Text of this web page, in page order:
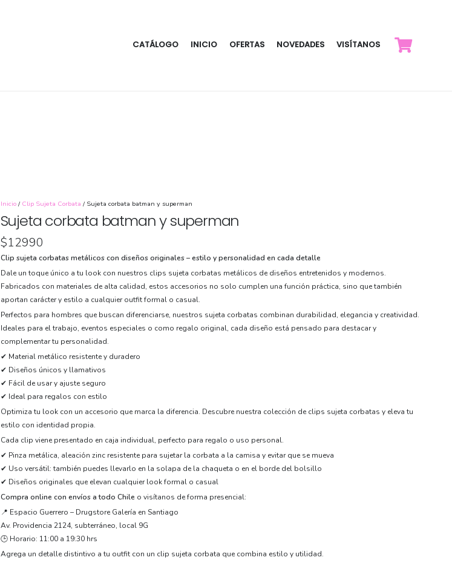
CATÁLOGO INICIO OFERTAS NOVEDADES VISÍTANOS
Inicio/ Clip Sujeta Corbata / Sujeta corbata batman y superman
Sujeta corbata batman y superman
$12990
Clip sujeta corbatas metálicos con diseños originales – estilo y personalidad en cada detalle
Dale un toque único a tu look con nuestros clips sujeta corbatas metálicos de diseños entretenidos y modernos.
Fabricados con materiales de alta calidad, estos accesorios no solo cumplen una función práctica, sino que también
aportan carácter y estilo a cualquier outfit formal o casual.
Perfectos para hombres que buscan diferenciarse, nuestros sujeta corbatas combinan durabilidad, elegancia y creatividad.
Ideales para el trabajo, eventos especiales o como regalo original, cada diseño está pensado para destacar y
complementar tu personalidad.
✔ Material metálico resistente y duradero
✔ Diseños únicos y llamativos
✔ Fácil de usar y ajuste seguro
✔ Ideal para regalos con estilo
Optimiza tu look con un accesorio que marca la diferencia. Descubre nuestra colección de clips sujeta corbatas y eleva tu
estilo con identidad propia.
Cada clip viene presentado en caja individual, perfecto para regalo o uso personal.
✔ Pinza metálica, aleación zinc resistente para sujetar la corbata a la camisa y evitar que se mueva
✔ Uso versátil: también puedes llevarlo en la solapa de la chaqueta o en el borde del bolsillo
✔ Diseños originales que elevan cualquier look formal o casual
Compra online con envíos a todo Chile o visítanos de forma presencial:
📍 Espacio Guerrero – Drugstore Galería en Santiago
Av. Providencia 2124, subterráneo, local 9G
🕒 Horario: 11:00 a 19:30 hrs
Agrega un detalle distintivo a tu outfit con un clip sujeta corbata que combina estilo y utilidad.